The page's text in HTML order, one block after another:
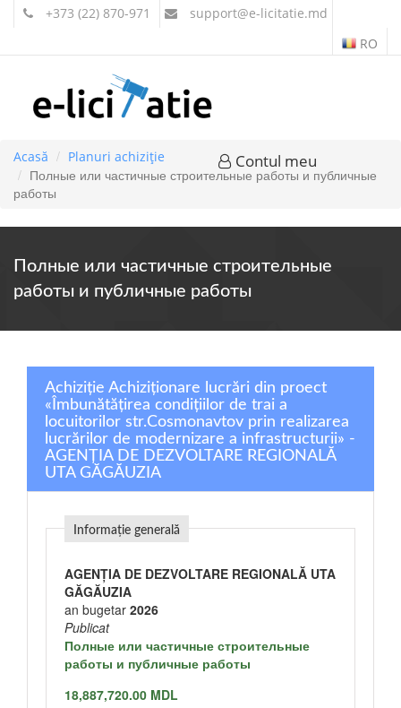
+373 (22) 870-971 support@e-licitatie.md
RO
Contul meu
Acasă Planuri achiziție
Полные или частичные строительные работы и публичные
работы
Полные или частичные строительные
работы и публичные работы
Achiziție Achiziționare lucrări din proect
«Îmbunătățirea condițiilor de trai a
locuitorilor str.Cosmonavtov prin realizarea
lucrărilor de modernizare a infrastructurii» -
AGENȚIA DE DEZVOLTARE REGIONALĂ
UTA GĂGĂUZIA
Informație generală
AGENȚIA DE DEZVOLTARE REGIONALĂ UTA
GĂGĂUZIA
an bugetar 2026
Publicat
Полные или частичные строительные
работы и публичные работы
18,887,720.00 MDL